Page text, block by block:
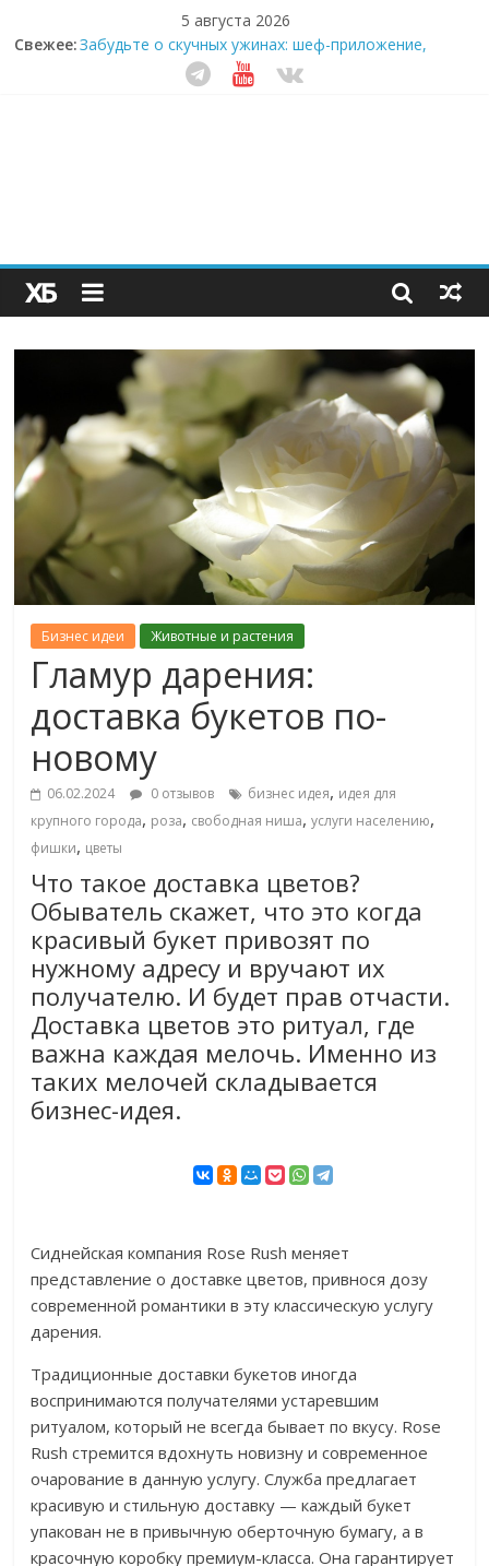
5 августа 2026
Свежее:Забудьте о скучных ужинах: шеф-приложение,
которое видит вашу еду насквозь
Небо зовёт: как бизнес на полётах дронов и
Секрет супергидратации: почему кокосовая вода с
пребиотиками становится главным трендом
здорового питания
Бизнес идеи Животные и растения
Гламур дарения:
доставка букетов по-
новому
06.02.2024 0 отзывов бизнес идея, идея для
крупного города, роза, свободная ниша,услуги населению,
фишки, цветы
Что такое доставка цветов?
Обыватель скажет, что это когда
красивый букет привозят по
нужному адресу и вручают их
получателю. И будет прав отчасти.
Доставка цветов это ритуал, где
важна каждая мелочь. Именно из
таких мелочей складывается
бизнес-идея.
Сиднейская компания Rose Rush меняет
представление о доставке цветов, привнося дозу
современной романтики в эту классическую услугу
дарения.
Традиционные доставки букетов иногда
воспринимаются получателями устаревшим
ритуалом, который не всегда бывает по вкусу. Rose
Rush стремится вдохнуть новизну и современное
очарование в данную услугу. Служба предлагает
красивую и стильную доставку — каждый букет
упакован не в привычную оберточную бумагу, а в
красочную коробку премиум-класса. Она гарантирует